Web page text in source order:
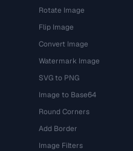
Rotate Image
Flip Image
Convert Image
Watermark Image
SVG to PNG
Image to Base64
Round Corners
Add Border
Image Filters